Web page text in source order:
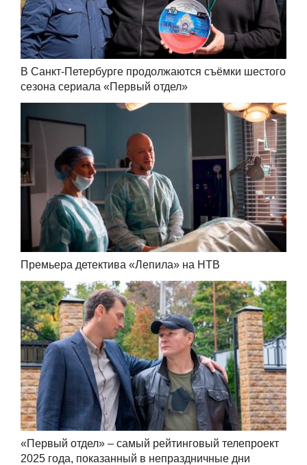
В Санкт-Петербурге продолжаются съёмки шестого
сезона сериала «Первый отдел»
Премьера детектива «Лепила» на НТВ
«Первый отдел» – самый рейтинговый телепроект
2025 года, показанный в непраздничные дни